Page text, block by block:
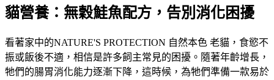
貓營養：無穀鮭魚配方，告別消化困擾
看著家中的NATURE'S PROTECTION 自然本色 老貓，食慾不
振或飯後不適，相信是許多飼主常見的困擾。隨著年齡增長，
牠們的腸胃消化能力逐漸下降，這時候，為牠們準備一款易於